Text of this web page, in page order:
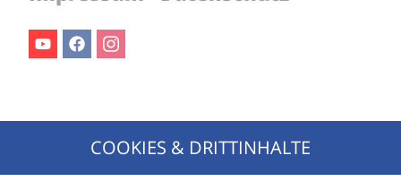
Jetzt für den Newsletter anmelden!
COOKIES & DRITTINHALTE